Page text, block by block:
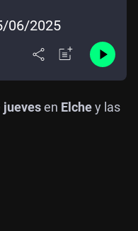
06/2025
juevesen Elchey las